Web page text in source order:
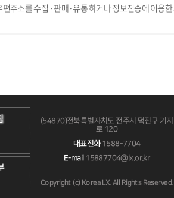
주소를 수집 ·판매·유통 하거나 정보전송에 이용한
(54870)전북특별자치도 전주시 덕진구 기지
로 120
대표전화1588-7704
E-mail 15887704@lx.or.kr
Copyright (c) Korea LX. All Rights Reserved.